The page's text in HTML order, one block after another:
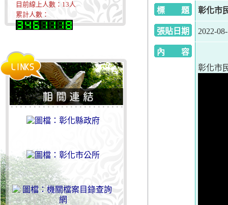
目前線上人數： 13人
累計人數：
標 題 彰化市
張貼日期 2022-
內 容
彰化市